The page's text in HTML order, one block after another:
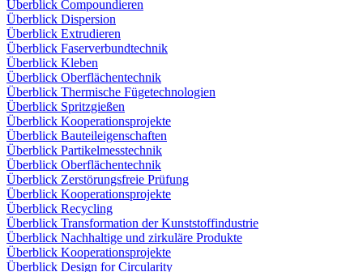
Überblick Compoundieren
Überblick Dispersion
Überblick Extrudieren
Überblick Faserverbundtechnik
Überblick Kleben
Überblick Oberflächentechnik
Überblick Thermische Fügetechnologien
Überblick Spritzgießen
Überblick Kooperationsprojekte
Überblick Bauteileigenschaften
Überblick Partikelmesstechnik
Überblick Oberflächentechnik
Überblick Zerstörungsfreie Prüfung
Überblick Kooperationsprojekte
Überblick Recycling
Überblick Transformation der Kunststoffindustrie
Überblick Nachhaltige und zirkuläre Produkte
Überblick Kooperationsprojekte
Überblick Design for Circularity